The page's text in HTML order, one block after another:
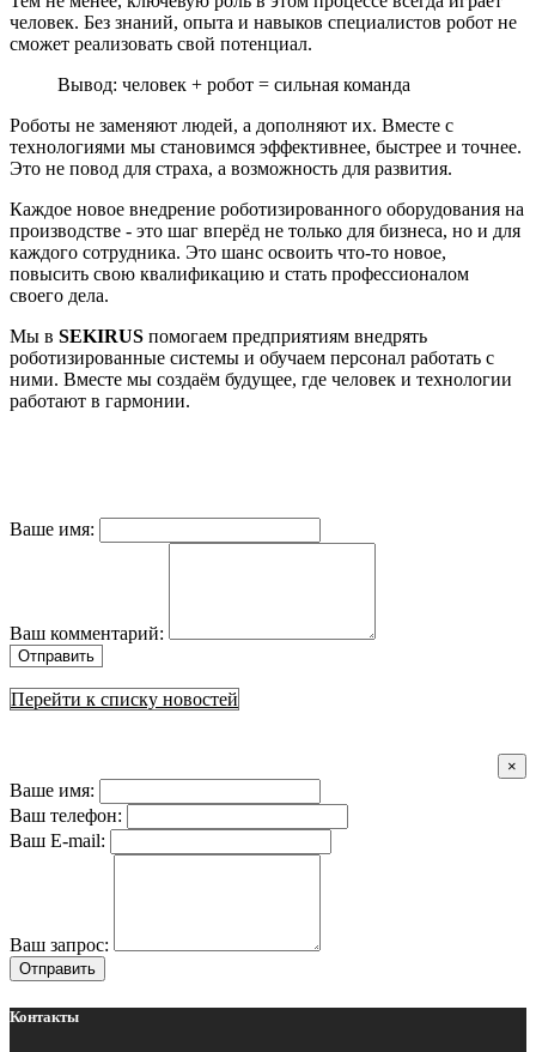
человек. Без знаний, опыта и навыков специалистов робот не
сможет реализовать свой потенциал.
Вывод: человек + робот = сильная команда
Роботы не заменяют людей, а дополняют их. Вместе с
технологиями мы становимся эффективнее, быстрее и точнее.
Это не повод для страха, а возможность для развития.
Каждое новое внедрение роботизированного оборудования на
производстве - это шаг вперёд не только для бизнеса, но и для
каждого сотрудника. Это шанс освоить что-то новое,
повысить свою квалификацию и стать профессионалом
своего дела.
Мы в SEKIRUS помогаем предприятиям внедрять
роботизированные системы и обучаем персонал работать с
ними. Вместе мы создаём будущее, где человек и технологии
работают в гармонии.
Ваше имя:
Ваш комментарий:
Отправить
Перейти к списку новостей
×
Ваше имя:
Ваш телефон:
Ваш E-mail:
Ваш запрос:
Отправить
Контакты